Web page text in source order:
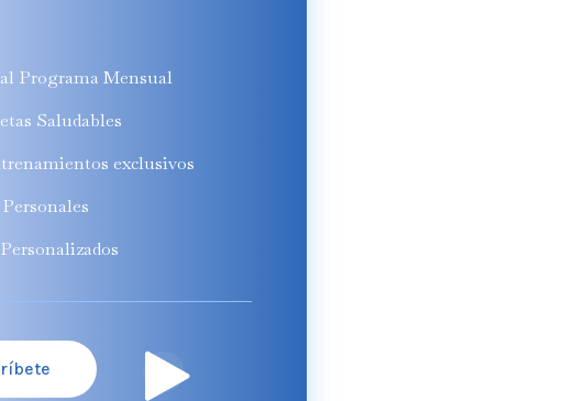
Programa Mensual
Saludables
exclusivos